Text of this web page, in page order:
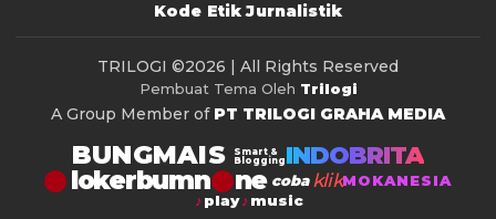
Kode Etik Jurnalistik
TRILOGI ©2026 | All Rights Reserved
Pembuat Tema Oleh Trilogi
A Group Member of PT TRILOGI GRAHA MEDIA
BUNGMAIS
Smart &
Blogging INDOBRITA
lokerbumn coba klikMOKANESIA
play
music